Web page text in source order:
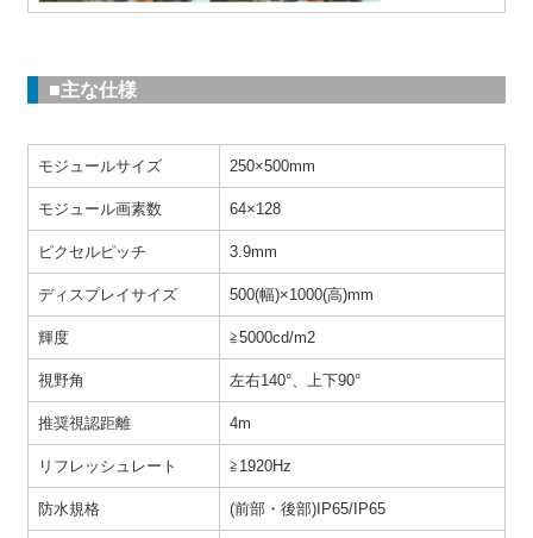
■主な仕様
モジュールサイズ 250×500mm
モジュール画素数 64×128
ピクセルピッチ 3.9mm
ディスプレイサイズ 500(幅)×1000(高)mm
輝度 ≧5000cd/m2
視野角 左右140°、上下90°
推奨視認距離 4m
リフレッシュレート ≧1920Hz
防水規格 (前部・後部)IP65/IP65